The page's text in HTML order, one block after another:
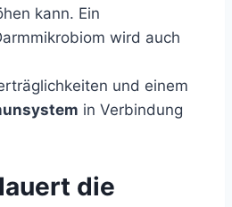
kann. Ein
wird auch
und einem
in Verbindung
die